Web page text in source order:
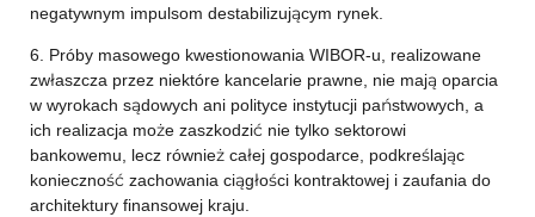
negatywnym impulsom destabilizującym rynek.
6. Próby masowego kwestionowania WIBOR-u, realizowane
zwłaszcza przez niektóre kancelarie prawne, nie mają oparcia
w wyrokach sądowych ani polityce instytucji państwowych, a
ich realizacja może zaszkodzić nie tylko sektorowi
bankowemu, lecz również całej gospodarce, podkreślając
konieczność zachowania ciągłości kontraktowej i zaufania do
architektury finansowej kraju.